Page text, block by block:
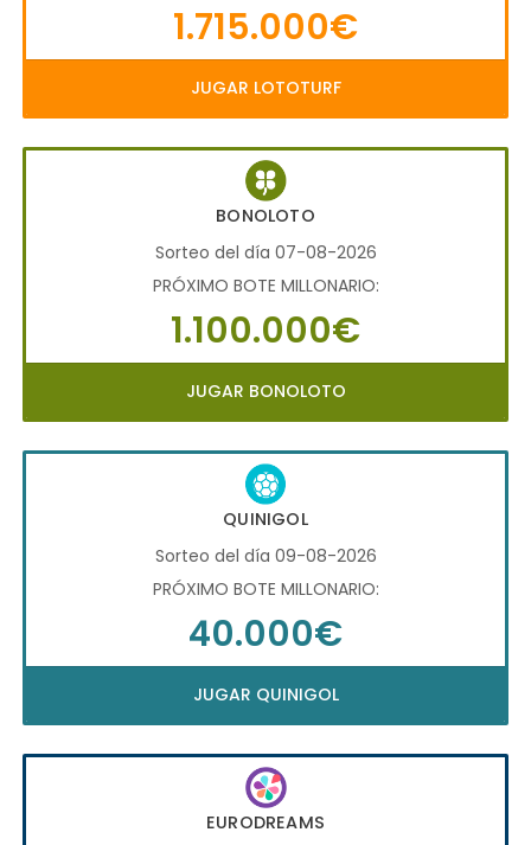
1.715.000€
JUGAR LOTOTURF
BONOLOTO
Sorteo del día 07-08-2026
PRÓXIMO BOTE MILLONARIO:
1.100.000€
JUGAR BONOLOTO
QUINIGOL
Sorteo del día 09-08-2026
PRÓXIMO BOTE MILLONARIO:
40.000€
JUGAR QUINIGOL
EURODREAMS